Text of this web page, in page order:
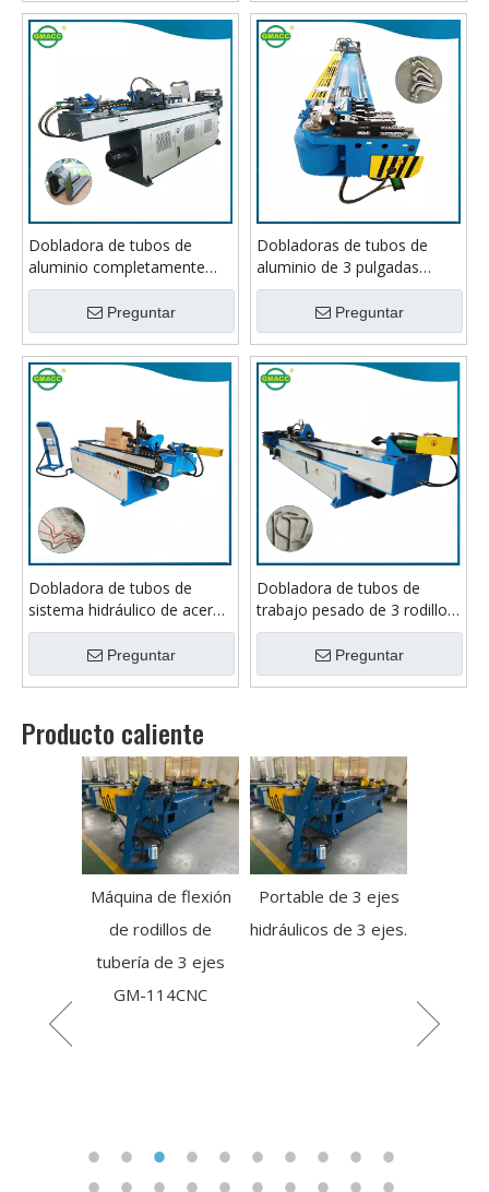
Dobladora de tubos de
aluminio completamente
automática para uso
industrial
Preguntar
Dobladoras de tubos de
aluminio de 3 pulgadas
neumáticas hidráulicas
eléctricas
Preguntar
Dobladora de tubos de
sistema hidráulico de acero
inoxidable de aluminio
Preguntar
Dobladora de tubos de
trabajo pesado de 3 rodillos
para aluminio
Preguntar
Producto caliente
Máquina de flexión
de rodillos de
tubería de 3 ejes
GM-114CNC
Portable de 3 ejes
hidráulicos de 3 ejes.
eléctrica